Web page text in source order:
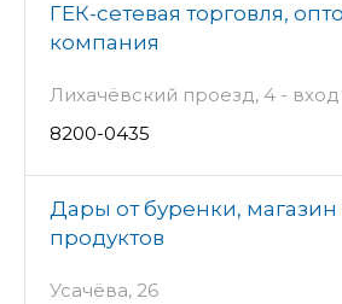
ГЕК-сетевая торговля,
компания
Лихачёвский проезд, 4 - вход
8200-0435
Дары от буренки,
продуктов
Усачёва, 26